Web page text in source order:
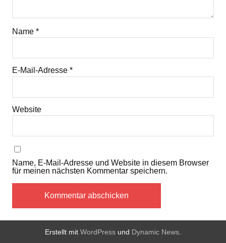
Name *
E-Mail-Adresse *
Website
Name, E-Mail-Adresse und Website in diesem Browser
für meinen nächsten Kommentar speichern.
Erstellt mit WordPress und Dynamic News